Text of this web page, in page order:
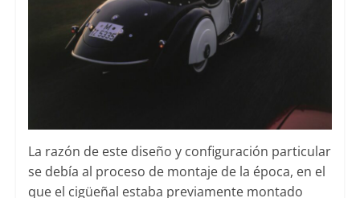
La razón de este diseño y configuración particular
se debía al proceso de montaje de la época, en el
que el cigüeñal estaba previamente montado